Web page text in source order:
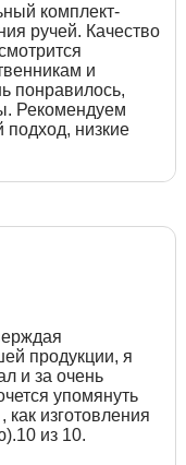
комплект-
ручей. Качество
и
понравилось,
Рекомендуем
низкие
продукции, я
и за очень
упомянуть
изготовления
из 10.